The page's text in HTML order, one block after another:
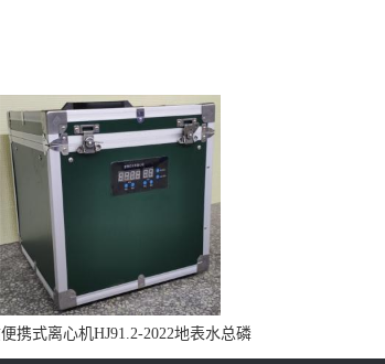
携式离心机HJ91.2-2022地表水总磷